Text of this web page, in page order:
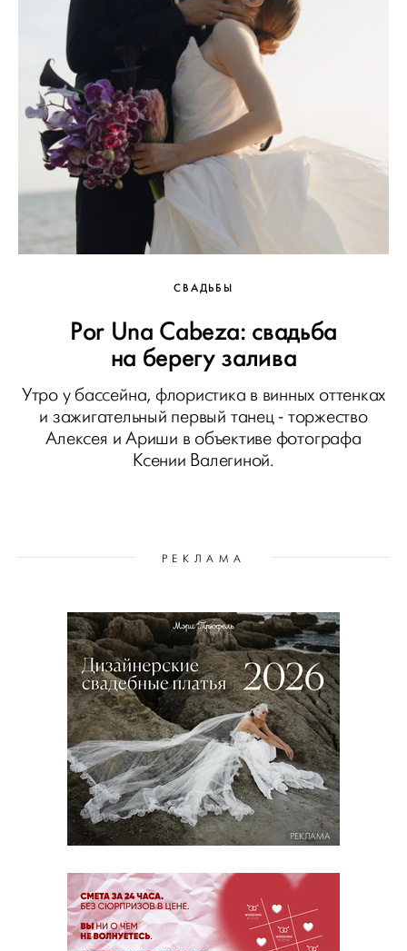
СВАДЬБЫ
Por Una Cabeza: свадьба
на берегу залива
Утро у бассейна, флористика в винных оттенках
и зажигательный первый танец - торжество
Алексея и Ариши в объективе фотографа
Ксении Валегиной.
РЕКЛАМА
РЕКЛАМА